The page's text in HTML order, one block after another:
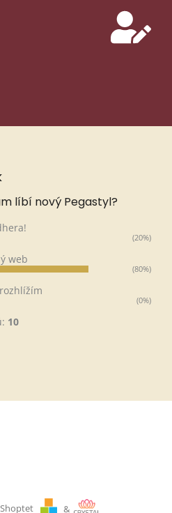
líbí nový Pegastyl?
(20%)
web
(80%)
(0%)
10
&